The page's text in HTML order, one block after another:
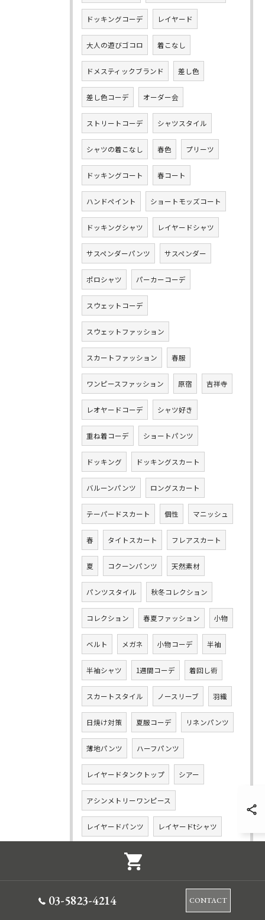
ドッキングコーデ レイヤード
大人の遊びゴコロ 着こなし
ドメスティックブランド 差し色
差し色コーデ オーダー会
ストリートコーデ シャツスタイル
シャツの着こなし 春色 プリーツ
ドッキングコート 春コート
ハンドペイント ショートモッズコート
ドッキングシャツ レイヤードシャツ
サスペンダーパンツ サスペンダー
ポロシャツ パーカーコーデ
スウェットコーデ
スウェットファッション
スカートファッション 春服
ワンピースファッション 原宿 吉祥寺
レオヤードコーデ シャツ好き
重ね着コーデ ショートパンツ
ドッキング ドッキングスカート
バルーンパンツ ロングスカート
テーパードスカート 個性 マニッシュ
春 タイトスカート フレアスカート
夏 コクーンパンツ 天然素材
パンツスタイル 秋冬コレクション
コレクション 春夏ファッション 小物
ベルト メガネ 小物コーデ 半袖
半袖シャツ 1週間コーデ 着回し術
スカートスタイル ノースリーブ 羽織
日焼け対策 夏服コーデ リネンパンツ
薄地パンツ ハーフパンツ
レイヤードタンクトップ シアー
アシンメトリーワンピース
レイヤードパンツ レイヤードtシャツ
シアーシャツ
ワンドパンツコーデ
ワイドショートパンツ
03-5823-4214 CONTACT